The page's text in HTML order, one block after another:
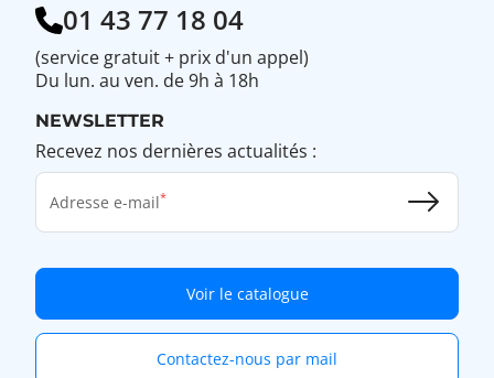
01 43 77 18 04
(service gratuit + prix d'un appel)
Du lun. au ven. de 9h à 18h
NEWSLETTER
Recevez nos dernières actualités :
Adresse e-mail
Voir le catalogue
Contactez-nous par mail